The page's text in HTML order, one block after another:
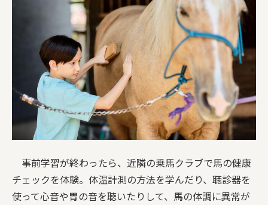
事前学習が終わったら、近隣の乗馬クラブで馬の健康
チェックを体験。体温計測の方法を学んだり、聴診器を
使って心音や胃の音を聴いたりして、馬の体調に異常が